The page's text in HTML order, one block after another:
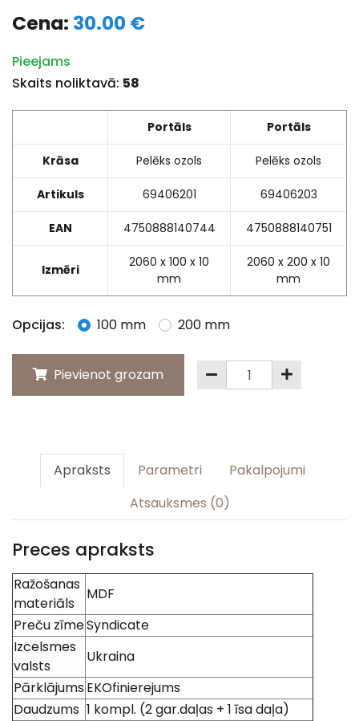
Cena: 30.00 €
Pieejams
Skaits noliktavā: 58
Portāls Portāls
Krāsa Pelēks ozols Pelēks ozols
Artikuls 69406201 69406203
EAN 4750888140744 4750888140751
Izmēri
2060 x 100 x 10
mm
2060 x 200 x 10
mm
Opcijas: 100 mm 200 mm
Pievienot grozam
Apraksts Parametri
Pakalpojumi
Atsauksmes (0)
Preces apraksts
Ražošanas
materiāls
MDF
Preču zīmeSyndicate
Izcelsmes
valsts
Ukraina
PārklājumsEKOfinierejums
Daudzums 1 kompl. (2 gar.daļas + 1 īsa daļa)